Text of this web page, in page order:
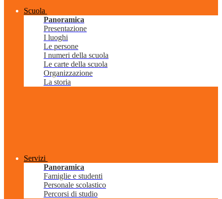
Scuola
Panoramica
Presentazione
I luoghi
Le persone
I numeri della scuola
Le carte della scuola
Organizzazione
La storia
Servizi
Panoramica
Famiglie e studenti
Personale scolastico
Percorsi di studio